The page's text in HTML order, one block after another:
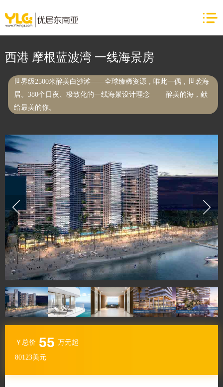
西港 摩根蓝波湾 一线海景房
世界级2500米醉美白沙滩——全球臻稀资源，唯此一偶，世袭海
居。380个日夜、极致化的一线海景设计理念—— 醉美的海，献
给最美的你。
￥总价 55 万元起
80123美元